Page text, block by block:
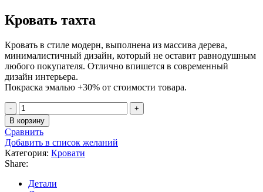
Кровать тахта
Кровать в стиле модерн, выполнена из массива дерева,
минималистичный дизайн, который не оставит равнодушным
любого покупателя. Отлично впишется в современный
дизайн интерьера.
Покраска эмалью +30% от стоимости товара.
В корзину
Сравнить
Добавить в список желаний
Категория: Кровати
Share:
Детали